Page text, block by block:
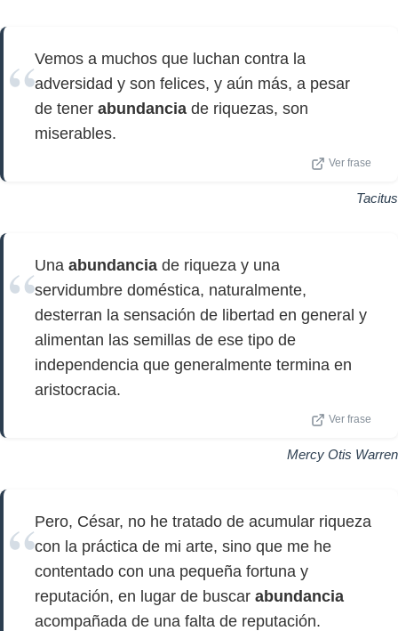
Vemos a muchos que luchan contra la
adversidad y son felices, y aún más, a pesar
de tener abundancia de riquezas, son
miserables.
Ver frase
Tacitus
Una abundancia de riqueza y una
servidumbre doméstica, naturalmente,
desterran la sensación de libertad en general y
alimentan las semillas de ese tipo de
independencia que generalmente termina en
aristocracia.
Ver frase
Mercy Otis Warren
Pero, César, no he tratado de acumular riqueza
con la práctica de mi arte, sino que me he
contentado con una pequeña fortuna y
reputación, en lugar de buscar abundancia
acompañada de una falta de reputación.